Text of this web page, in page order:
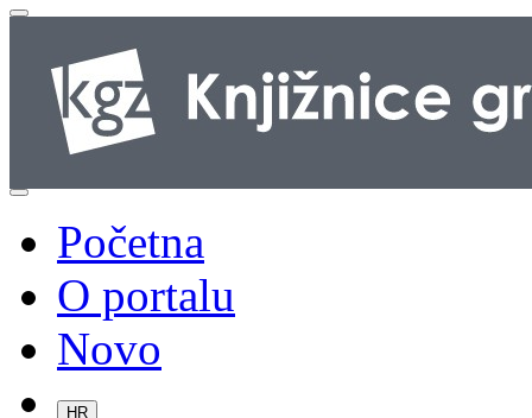
Početna
O portalu
Novo
HR